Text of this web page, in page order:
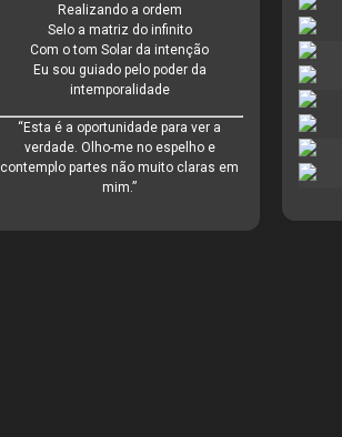
Realizando a ordem
Selo a matriz do infinito
Com o tom Solar da intenção
Eu sou guiado pelo poder da
intemporalidade
“Esta é a oportunidade para ver a
verdade. Olho-me no espelho e
contemplo partes não muito claras em
mim.”